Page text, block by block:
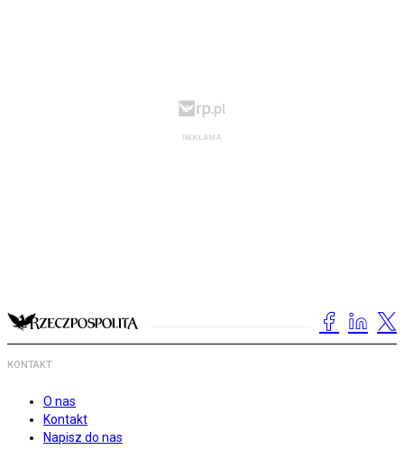
KONTAKT
O nas
Kontakt
Napisz do nas